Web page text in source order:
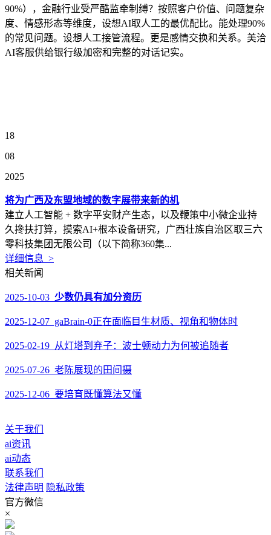
90%），金融行业受严酷监牵制缚？按照客户价值、问题复杂
度、情感形态等维度，设想AI取人工的最优配比。能处理90%
的常见问题。设想人工接管流程。更是感情交换和关系。美洽
AI客服供给银行级加密和完整的对话记实。
18
08
2025
将为广西及东盟地域的数字展带来新的机
建立人工智能 + 数字平安财产生态，以及鞭策中小微企业持
久搀扶打算，摸索AI+根本设备研究，广西壮族自治区取三六
零科技集团无限公司（以下简称360集...
详细信息 >
相关新闻
2025-10-03 少数仍具有加分资历
2025-12-07 gaBrain-0正在面临目生材质、视角和物体时
2025-02-19 从灯塔到弃子：波士顿动力为何被追随者
2025-07-26 老陈展现的田间摄
2025-12-06 要培育既懂算法又懂
关于我们
ai资讯
ai动态
联系我们
法律声明 隐私政策
官方微信
×